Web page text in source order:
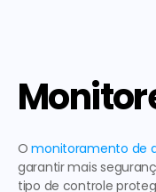
O monitoramento de
garantir mais
tipo de controle